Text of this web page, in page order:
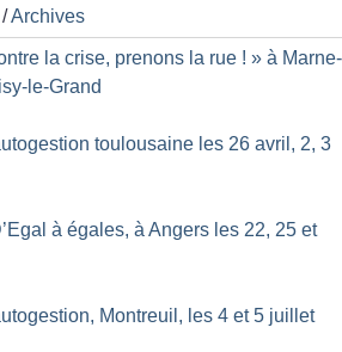
/Archives
la crise, prenons la rue ! » à Marne-
le-Grand
toulousaine les 26 avril, 2, 3
à égales, à Angers les 22, 25 et
Montreuil, les 4 et 5 juillet